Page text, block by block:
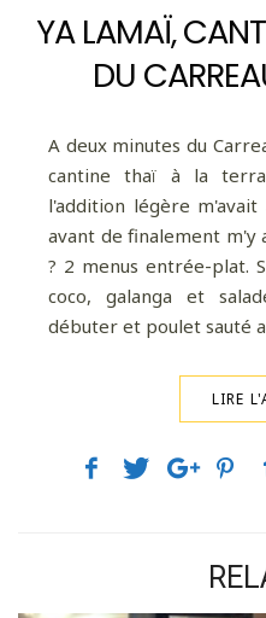
0
YA LAMAÏ,
DU
A deux minutes du
cantine thaï à la
l'addition légère
avant de finalement m'y
? 2 menus entrée-plat.
coco, galanga et
débuter et poulet sauté
LIRE